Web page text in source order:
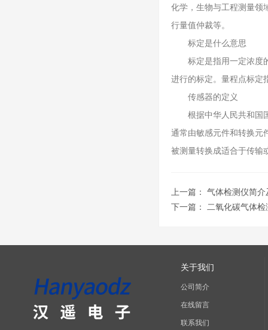
化学，生物与工程测量领
行量值仲裁等。
标定是什么意思
标定是指用一定浓度的
进行的标定。量程点标定
传感器的定义
根据中华人民共和国国
通常由敏感元件和转换元
被测量转换成适合于传输
上一篇： 气体检测仪简介
下一篇： 二氧化碳气体
关于我们
公司简介
在线留言
联系我们